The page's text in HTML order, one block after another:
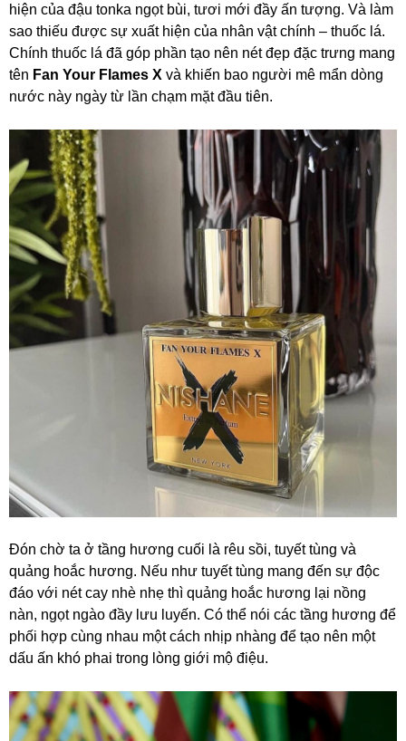
hiện của đậu tonka ngọt bùi, tươi mới đầy ấn tượng. Và làm
sao thiếu được sự xuất hiện của nhân vật chính – thuốc lá.
Chính thuốc lá đã góp phần tạo nên nét đẹp đặc trưng mang
tên Fan Your Flames X và khiến bao người mê mẩn dòng
nước này ngày từ lần chạm mặt đầu tiên.
Đón chờ ta ở tầng hương cuối là rêu sồi, tuyết tùng và
quảng hoắc hương. Nếu như tuyết tùng mang đến sự độc
đáo với nét cay nhè nhẹ thì quảng hoắc hương lại nồng
nàn, ngọt ngào đầy lưu luyến. Có thể nói các tầng hương để
phối hợp cùng nhau một cách nhịp nhàng để tạo nên một
dấu ấn khó phai trong lòng giới mộ điệu.